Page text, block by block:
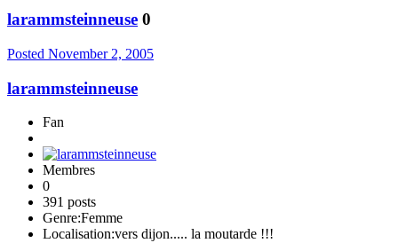
larammsteinneuse 0
Posted November 2, 2005
larammsteinneuse
Fan
Membres
0
391 posts
Genre:Femme
Localisation:vers dijon..... la moutarde !!!